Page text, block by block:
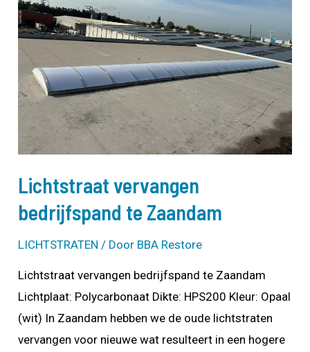
Zaan
Lichtstraat vervangen
bedrijfspand te Zaandam
LICHTSTRATEN / Door BBA Restore
Lichtstraat vervangen bedrijfspand te Zaandam
Lichtplaat: Polycarbonaat Dikte: HPS200 Kleur: Opaal
(wit) In Zaandam hebben we de oude lichtstraten
vervangen voor nieuwe wat resulteert in een hogere